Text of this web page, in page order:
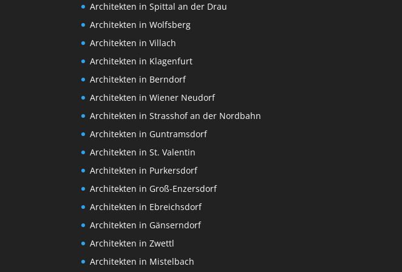
Architekten in Spittal an der Drau
Architekten in Wolfsberg
Architekten in Villach
Architekten in Klagenfurt
Architekten in Berndorf
Architekten in Wiener Neudorf
Architekten in Strasshof an der Nordbahn
Architekten in Guntramsdorf
Architekten in St. Valentin
Architekten in Purkersdorf
Architekten in Groß-Enzersdorf
Architekten in Ebreichsdorf
Architekten in Gänserndorf
Architekten in Zwettl
Architekten in Mistelbach